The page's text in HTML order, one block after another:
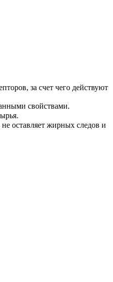
за счет чего действуют
свойствами.
оставляет жирных следов и